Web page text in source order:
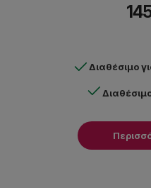
Διαθέσιμο